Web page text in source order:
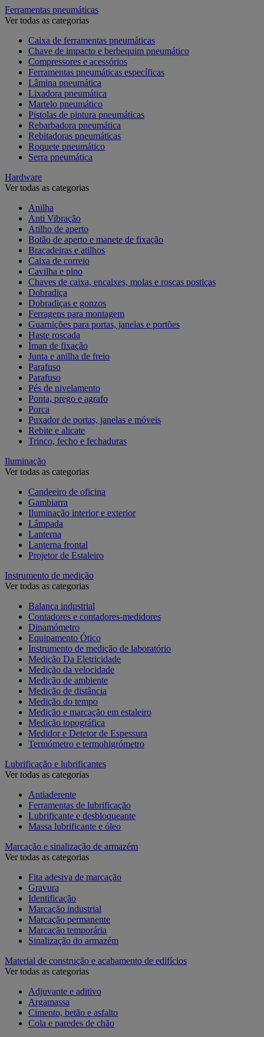
Ferramentas pneumáticas
Ver todas as categorias
Caixa de ferramentas pneumáticas
Chave de impacto e berbequim pneumático
Compressores e acessórios
Ferramentas pneumáticas específicas
Lâmina pneumática
Lixadora pneumática
Martelo pneumático
Pistolas de pintura pneumáticas
Rebarbadora pneumática
Rebitadoras pneumáticas
Roquete pneumático
Serra pneumática
Hardware
Ver todas as categorias
Anilha
Anti Vibração
Atilho de aperto
Botão de aperto e manete de fixação
Braçadeiras e atilhos
Caixa de correio
Cavilha e pino
Chaves de caixa, encaixes, molas e roscas postiças
Dobradiça
Dobradiças e gonzos
Ferragens para montagem
Guarnições para portas, janelas e portões
Haste roscada
Íman de fixação
Junta e anilha de freio
Parafuso
Parafuso
Pés de nivelamento
Ponta, prego e agrafo
Porca
Puxador de portas, janelas e móveis
Rebite e alicate
Trinco, fecho e fechaduras
Iluminação
Ver todas as categorias
Candeeiro de oficina
Gambiarra
Iluminação interior e exterior
Lâmpada
Lanterna
Lanterna frontal
Projetor de Estaleiro
Instrumento de medição
Ver todas as categorias
Balança industrial
Contadores e contadores-medidores
Dinamómetro
Equipamento Ótico
Instrumento de medição de laboratório
Medição Da Eletricidade
Medição da velocidade
Medição de ambiente
Medição de distância
Medição do tempo
Medição e marcação em estaleiro
Medição topográfica
Medidor e Detetor de Espessura
Termómetro e termohigrómetro
Lubrificação e lubrificantes
Ver todas as categorias
Antiaderente
Ferramentas de lubrificação
Lubrificante e desbloqueante
Massa lubrificante e óleo
Marcação e sinalização de armazém
Ver todas as categorias
Fita adesiva de marcação
Gravura
Identificação
Marcação industrial
Marcação permanente
Marcação temporária
Sinalização do armazém
Material de construção e acabamento de edifícios
Ver todas as categorias
Adjuvante e aditivo
Argamassa
Cimento, betão e asfalto
Cola e paredes de chão